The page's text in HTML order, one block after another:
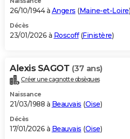
26/10/1944 à Angers (Maine-et-Loire)
Décès
23/01/2026 à Roscoff(Finistère)
Alexis SAGOT (37 ans)
Créer une cagnotte obsèques
Naissance
21/03/1988 à Beauvais (Oise)
Décès
17/01/2026 à Beauvais (Oise)